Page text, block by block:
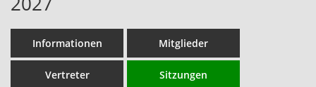
Informationen Mitglieder
Vertreter Sitzungen